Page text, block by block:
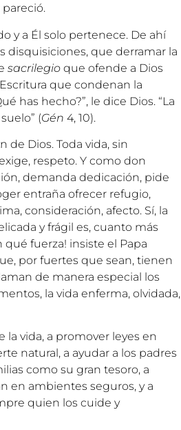
y a Él solo pertenece. De ahí
disquisiciones, que derramar la
sacrilegio que ofende a Dios
que condenan la
has hecho?”, le dice Dios. “La
(Gén 4, 10).
de Dios. Toda vida, sin
respeto. Y como don
demanda dedicación, pide
entraña ofrecer refugio,
consideración, afecto. Sí, la
y frágil es, cuanto más
qué fuerza! insiste el Papa
por fuertes que sean, tienen
de manera especial los
la vida enferma, olvidada,
vida, a promover leyes en
natural, a ayudar a los padres
como su gran tesoro, a
en ambientes seguros, y a
quien los cuide y